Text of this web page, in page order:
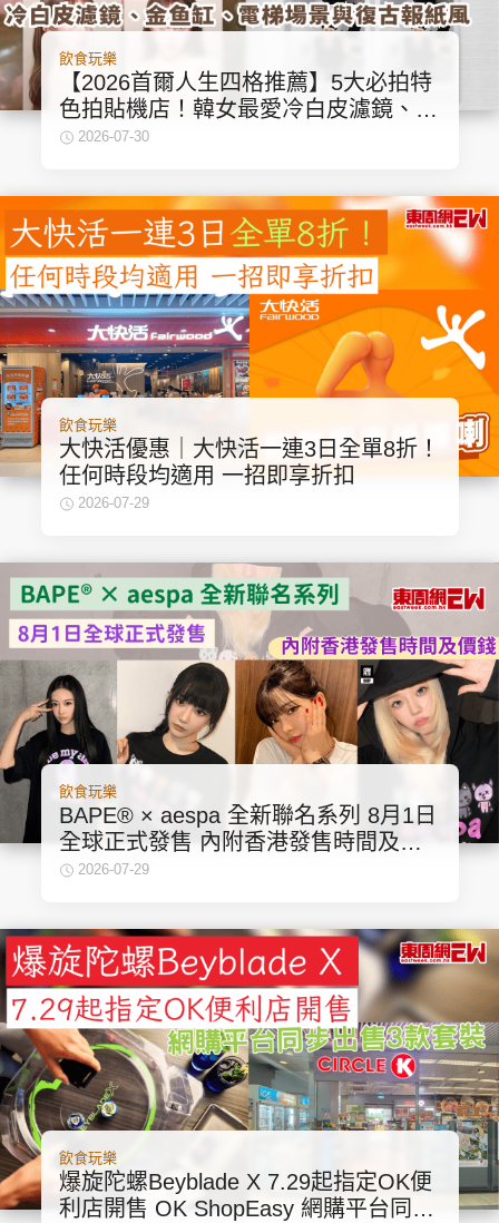
飲食玩樂
【2026首爾人生四格推薦】5大必拍特
色拍貼機店！韓女最愛冷白皮濾鏡、金
鱼缸、電梯場景與復古報紙風
2026-07-30
飲食玩樂
大快活優惠｜大快活一連3日全單8折！
任何時段均適用 一招即享折扣
2026-07-29
飲食玩樂
BAPE® × aespa 全新聯名系列 8月1日
全球正式發售 內附香港發售時間及價
錢2026-07-29
飲食玩樂
爆旋陀螺Beyblade X 7.29起指定OK便
利店開售 OK ShopEasy 網購平台同步